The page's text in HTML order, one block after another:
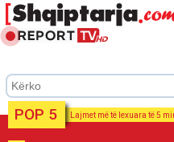
POP 5 Lajmet më të lexuara të 5